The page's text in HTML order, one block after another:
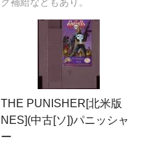
グ補給などもあり。
THE PUNISHER[北米版
NES](中古[ソ])パニッシャ
ー